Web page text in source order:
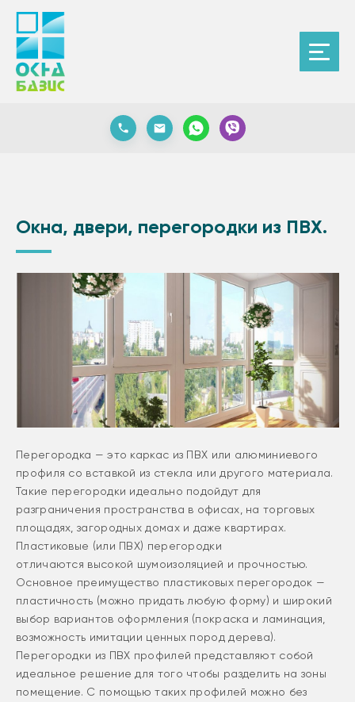
Окна, двери, перегородки из ПВХ.
Перегородка — это каркас из ПВХ или алюминиевого
профиля со вставкой из стекла или другого материала.
Такие перегородки идеально подойдут для
разграничения пространства в офисах, на торговых
площадях, загородных домах и даже квартирах.
Пластиковые (или ПВХ) перегородки
отличаются высокой шумоизоляцией и прочностью.
Основное преимущество пластиковых перегородок —
пластичность (можно придать любую форму) и широкий
выбор вариантов оформления (покраска и ламинация,
возможность имитации ценных пород дерева).
Перегородки из ПВХ профилей представляют собой
идеальное решение для того чтобы разделить на зоны
помещение. С помощью таких профилей можно без